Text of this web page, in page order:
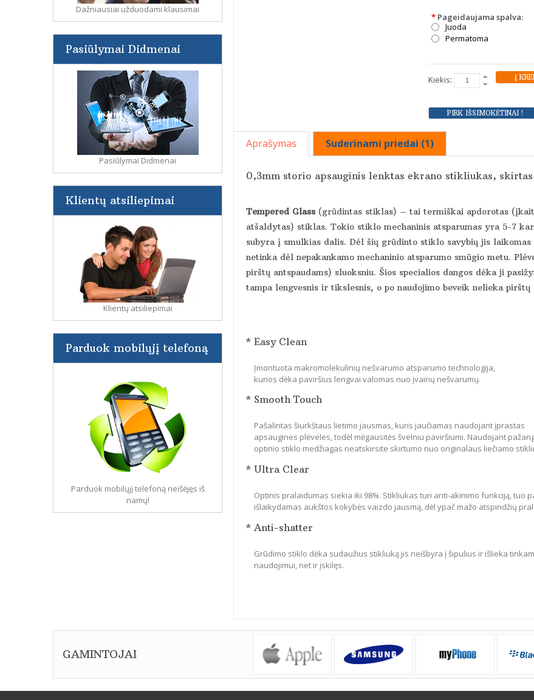
Dažniausiai užduodami klausimai
Pasiūlymai Didmenai
Pasiūlymai Didmenai
Klientų atsiliepimai
Klientų atsiliepimai
Parduok mobilųjį telefoną
Parduok mobilųjį telefoną neišėjęs iš
namų!
* Pageidaujama spalva:
Juoda
Permatoma
Kiekis:
Aprašymas Suderinami priedai (1)
0,3mm storio apsauginis lenktas ekrano stikliukas,
Tempered Glass (grūdintas stiklas) – tai termiškai apdorotas
atšaldytas) stiklas. Tokio stiklo mechaninis atsparumas yra 5-7
subyra į smulkias dalis. Dėl šių grūdinto stiklo savybių jis
netinka dėl nepakankamo mechaninio atsparumo smūgio metu.
pirštų antspaudams) sluoksniu. Šios specialios dangos dėka ji
tampa lengvesnis ir tikslesnis, o po naudojimo beveik nelieka pirštų
* Easy Clean
Įmontuota makromolekulinių nešvarumo atsparumo technologija,
kurios dėka paviršius lengvai valomas nuo įvairių nešvarumų.
* Smooth Touch
Pašalintas šiurkštaus lietimo jausmas, kuris jaučiamas naudojant įprastas
apsaugines plėveles, todėl mėgausitės švelniu paviršiumi. Naudojant
optinio stiklo medžiagas neatskirsite skirtumo nuo originalaus liečiamo
* Ultra Clear
Optinis pralaidumas siekia iki 98%. Stikliukas turi anti-akinimo funkciją, tuo
išlaikydamas aukštos kokybės vaizdo jausmą, dėl ypač mažo atspindžių
* Anti-shatter
Grūdimo stiklo dėka sudaužius stikliuką jis neišbyra į šipulius ir išlieka
naudojimui, net ir įskilęs.
GAMINTOJAI